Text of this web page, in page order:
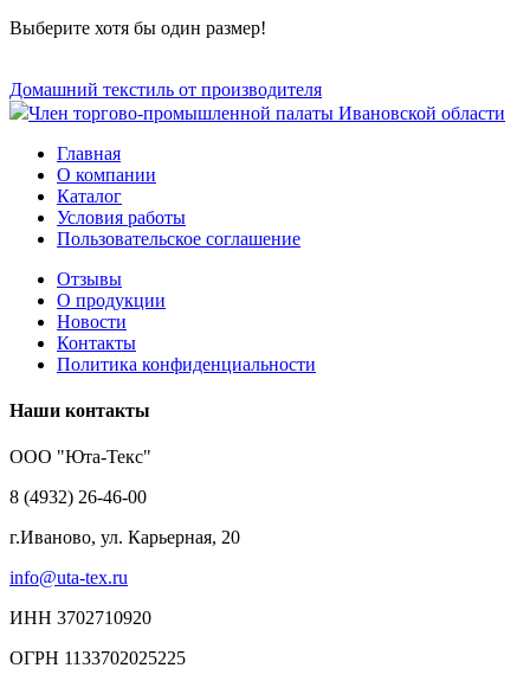
Выберите хотя бы один размер!
Домашний текстиль от производителя
Член торгово-промышленной палаты Ивановской области
Главная
О компании
Каталог
Условия работы
Пользовательское соглашение
Отзывы
О продукции
Новости
Контакты
Политика конфиденциальности
Наши контакты
ООО "Юта-Текс"
8 (4932) 26-46-00
г.Иваново, ул. Карьерная, 20
info@uta-tex.ru
ИНН 3702710920
ОГРН 1133702025225